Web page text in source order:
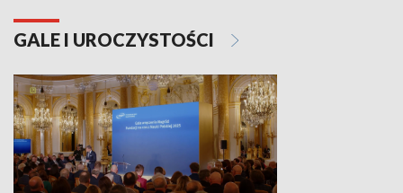
GALE I UROCZYSTOŚCI